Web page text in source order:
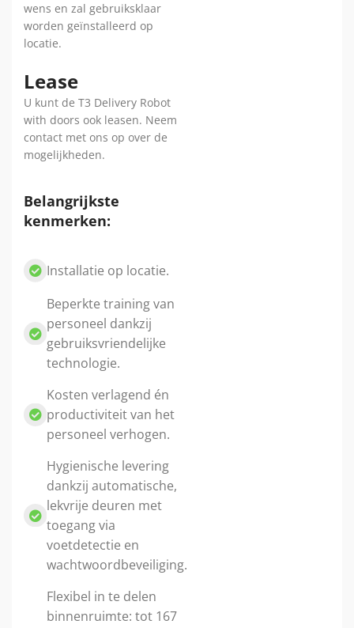
wens en zal gebruiksklaar
worden geïnstalleerd op
locatie.
Lease
U kunt de T3 Delivery Robot
with doors ook leasen. Neem
contact met ons op over de
mogelijkheden.
Belangrijkste
kenmerken:
Installatie op locatie.
Beperkte training van
personeel dankzij
gebruiksvriendelijke
technologie.
Kosten verlagend én
productiviteit van het
personeel verhogen.
Hygienische levering
dankzij automatische,
lekvrije deuren met
toegang via
voetdetectie en
wachtwoordbeveiliging.
Flexibel in te delen
binnenruimte: tot 167